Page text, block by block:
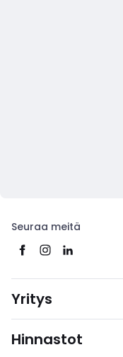
Seuraa meitä
Yritys
Hinnastot